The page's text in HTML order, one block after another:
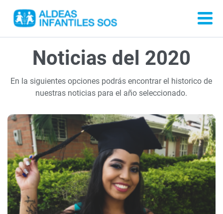
Noticias del 2020
En la siguientes opciones podrás encontrar el historico de
nuestras noticias para el año seleccionado.